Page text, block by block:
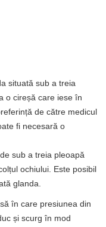
situată sub a treia
o cireșă care iese în
de către medicul
fi necesară o
sub a treia pleoapă
ochiului. Este posibil
glanda.
în care presiunea din
și scurg în mod